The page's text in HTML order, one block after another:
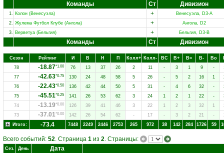
Команды
Ст Дивизион
1. Колон (Венесуэла) +
Венесуэла, D3-A
2. Жулема Футбол Клубе (Ангола) +
Ангола, D2
3. Верветуа (Бельгия) + Бельгия, D3-B
Команды Ст Дивизион
Сезон Рейтинг И В Н П Колл+ Колл- ВC В+ В= В- Вo
78
-18.87*1.00 76 13 37 26 2 11 - 3 1 9 -
77
-42.63*0.75 130 24 48 58 5 26 - 5 2 16 1
76
-22.43*0.50 136 42 44 50 5 31 - 4 6 32 -
75
-45.51*0.25 141 26 53 62 3 24 1 2 1 22 -
74
-13.19*0.00 126 39 41 46 3 22 1 2 3 32 1
73
-37.01*0.00 142 26 54 62 - 17 - 3 2 21 -
Итого:
-73.4 7448 2249 2446 2753 265 972 38 142 284 1726 59
Всего событий: 52. Страница 1 из 2. Страницы:
Сез. День Дата